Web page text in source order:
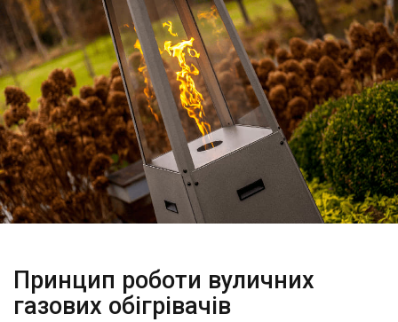
Принцип роботи вуличних
газових обігрівачів